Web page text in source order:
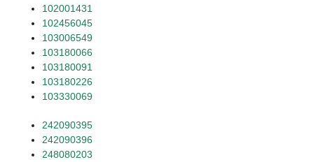
102001431
102456045
103006549
103180066
103180091
103180226
103330069
242090395
242090396
248080203